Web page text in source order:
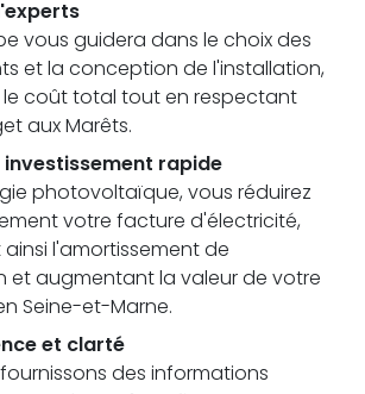
vous guidera dans le choix des
et la conception de l'installation,
coût total tout en respectant
aux Marêts.
investissement rapide
photovoltaïque, vous réduirez
votre facture d'électricité,
l'amortissement de
et augmentant la valeur de votre
Seine-et-Marne.
et clarté
des informations